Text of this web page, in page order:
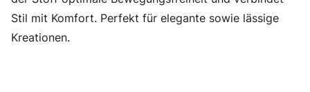
Stil mit Komfort. Perfekt für elegante sowie lässige
Kreationen.